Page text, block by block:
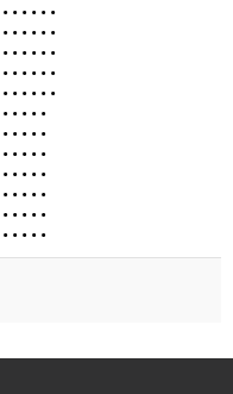
• • • • • •
• • • • • •
• • • • • •
• • • • • •
• • • • • •
• • • • •
• • • • •
• • • • •
• • • • •
• • • • •
• • • • •
• • • • •